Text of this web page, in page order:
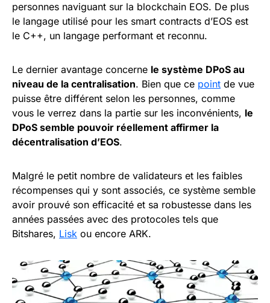
personnes naviguant sur la blockchain EOS. De plus
le langage utilisé pour les smart contracts d’EOS est
le C++, un langage performant et reconnu.
Le dernier avantage concerne le système DPoS au
niveau de la centralisation. Bien que ce point de vue
puisse être différent selon les personnes, comme
vous le verrez dans la partie sur les inconvénients, le
DPoS semble pouvoir réellement affirmer la
décentralisation d’EOS.
Malgré le petit nombre de validateurs et les faibles
récompenses qui y sont associés, ce système semble
avoir prouvé son efficacité et sa robustesse dans les
années passées avec des protocoles tels que
Bitshares, Lisk ou encore ARK.